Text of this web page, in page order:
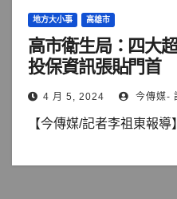
地方大小事 高雄市
高市衛生局：四大
投保資訊張貼門首
4 月 5, 2024 今傳媒-
【今傳媒/記者李祖東報